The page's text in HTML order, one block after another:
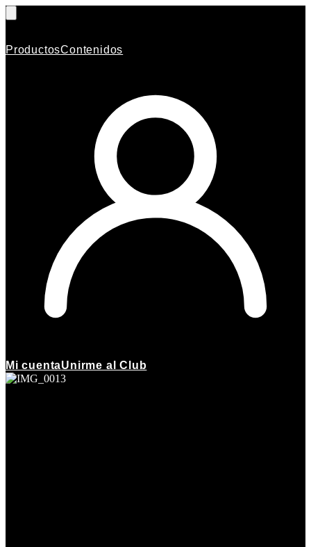
ProductosContenidos
Mi cuentaUnirme al Club